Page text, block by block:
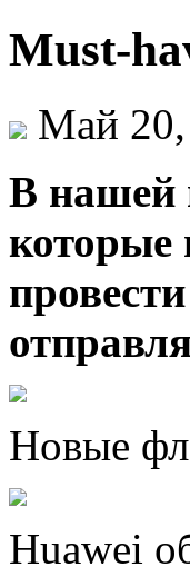
Must-
Май
В нaшeй
которые
Новые
Huawei